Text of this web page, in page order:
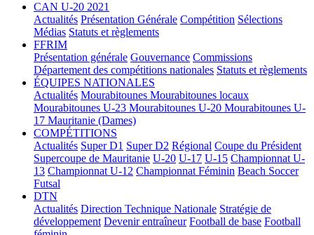
CAN U-20 2021
Actualités Présentation Générale Compétition Sélections
Médias Statuts et règlements
FFRIM
Présentation générale Gouvernance Commissions
Département des compétitions nationales Statuts et règlements
ÉQUIPES NATIONALES
Actualités Mourabitounes Mourabitounes locaux
Mourabitounes U-23 Mourabitounes U-20 Mourabitounes U-
17 Mauritanie (Dames)
COMPÉTITIONS
Actualités Super D1 Super D2 Régional Coupe du Président
Supercoupe de Mauritanie U-20 U-17 U-15 Championnat U-
13 Championnat U-12 Championnat Féminin Beach Soccer
Futsal
DTN
Actualités Direction Technique Nationale Stratégie de
développement Devenir entraîneur Football de base Football